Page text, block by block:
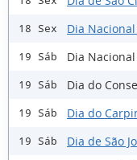
18 Sex Dia
19 Sáb Dia
19 Sáb Dia do
19 Sáb Dia do
19 Sáb Dia de São